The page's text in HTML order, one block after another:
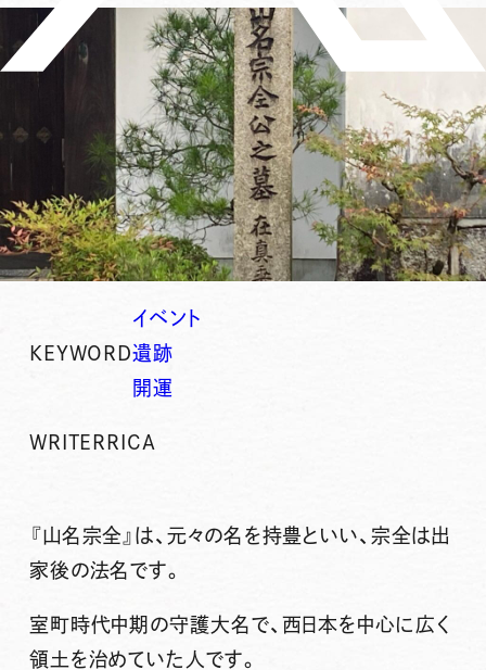
KEYWORD
イベント
遺跡
開運
WRITER RICA
『山名宗全 』は、元々の名を持豊といい、宗全は出
家後の法名です。
室町時代中期の守護大名で、西日本を中心に広く
領土を治めていた人です。